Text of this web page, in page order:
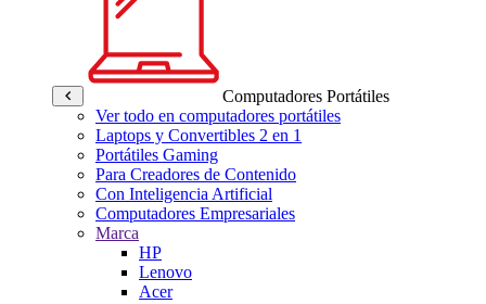
Computadores Portátiles
Ver todo en computadores portátiles
Laptops y Convertibles 2 en 1
Portátiles Gaming
Para Creadores de Contenido
Con Inteligencia Artificial
Computadores Empresariales
Marca
HP
Lenovo
Acer